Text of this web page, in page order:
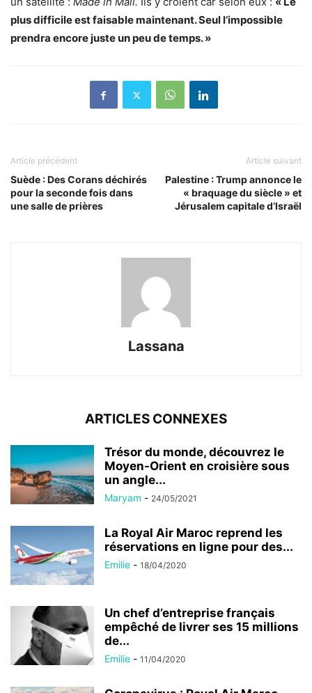
plus difficile est faisable maintenant. Seul l’impossible
prendra encore juste un peu de temps. »
Article précédent
Suède : Des Corans déchirés
pour la seconde fois dans
une salle de prières
Article suivant
Palestine : Trump annonce le
« braquage du siècle » et
Jérusalem capitale d’Israël
Lassana
ARTICLES CONNEXES
Trésor du monde, découvrez le
Moyen-Orient en croisière sous
un angle...
Maryam - 24/05/2021
La Royal Air Maroc reprend les
réservations en ligne pour des...
Emilie - 18/04/2020
Un chef d’entreprise français
empêché de livrer ses 15 millions
de...
Emilie - 11/04/2020